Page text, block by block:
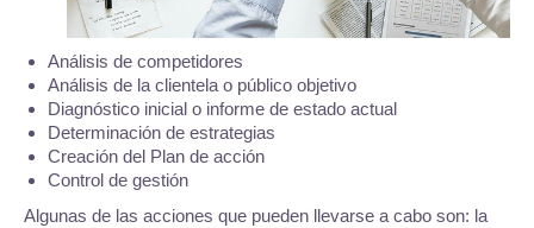
Análisis de competidores
Análisis de la clientela o público objetivo
Diagnóstico inicial o informe de estado actual
Determinación de estrategias
Creación del Plan de acción
Control de gestión
Algunas de las acciones que pueden llevarse a cabo son: la